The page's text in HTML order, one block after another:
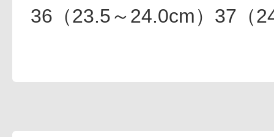
よくあるご質問
36（23.5～24.0cm）37（